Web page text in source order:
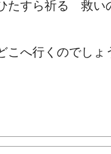
すら祈る 救い
へ行くのでし